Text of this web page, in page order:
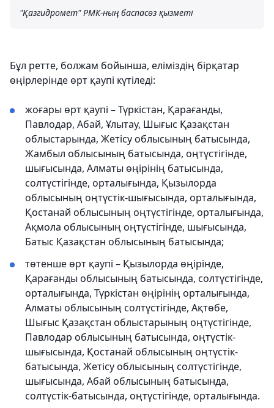
"Қазгидромет" РМК-ның баспасөз қызметі
Бұл ретте, болжам бойынша, еліміздің бірқатар
өңірлерінде өрт қаупі күтіледі:
жоғары өрт қаупі – Түркістан, Қарағанды,
Павлодар, Абай, Ұлытау, Шығыс Қазақстан
облыстарында, Жетісу облысының батысында,
Жамбыл облысының батысында, оңтүстігінде,
шығысында, Алматы өңірінің батысында,
солтүстігінде, орталығында, Қызылорда
облысының оңтүстік-шығысында, орталығында,
Қостанай облысының оңтүстігінде, орталығында,
Ақмола облысының оңтүстігінде, шығысында,
Батыс Қазақстан облысының батысында;
төтенше өрт қаупі – Қызылорда өңірінде,
Қарағанды облысының батысында, солтүстігінде,
орталығында, Түркістан өңірінің орталығында,
Алматы облысының солтүстігінде, Ақтөбе,
Шығыс Қазақстан облыстарының оңтүстігінде,
Павлодар облысының батысында, оңтүстік-
шығысында, Қостанай облысының оңтүстік-
батысында, Жетісу облысының солтүстігінде,
шығысында, Абай облысының батысында,
солтүстік-батысында, оңтүстігінде, орталығында.